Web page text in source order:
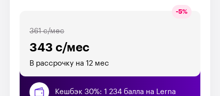
-5%
343 с/мес
361 с/мес
В рассрочку на 12 мес
Кешбэк 30%: 1 234 балла на Lerna